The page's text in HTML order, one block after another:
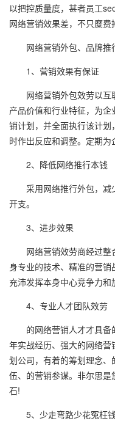
以把控质量度，甚者员工
网络营销效果差，不只糜费
网络营销外包、品牌推
1、营销效果有保证
网络营销外包效劳以互
产品价值和行业特征，为
销计划，并全面执行该计
时作出反应和调整。定期为
2、降低网络推行本钱
采用网络推行外包，减
开支。
3、进步效果
网络营销效劳商经过整
身专业的技术、精准的营销
充沛发挥本身中心竞争力和
4、专业人才团队效劳
的网络营销人才才具备
年实战经历、强大的网络
划公司，有着的筹划理念
伍、的营销参谋。非尔思
石!
5、少走弯路少花冤枉